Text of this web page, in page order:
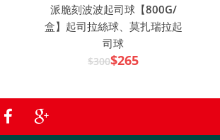
派脆刻波波起司球【800G/
盒】起司拉絲球、莫扎瑞拉起
司球
$300$265